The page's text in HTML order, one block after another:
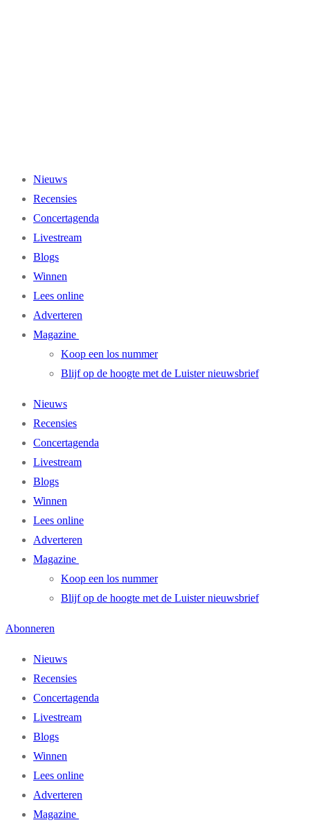
Nieuws
Recensies
Concertagenda
Livestream
Blogs
Winnen
Lees online
Adverteren
Magazine
Koop een los nummer
Blijf op de hoogte met de Luister nieuwsbrief
Nieuws
Recensies
Concertagenda
Livestream
Blogs
Winnen
Lees online
Adverteren
Magazine
Koop een los nummer
Blijf op de hoogte met de Luister nieuwsbrief
Abonneren
Nieuws
Recensies
Concertagenda
Livestream
Blogs
Winnen
Lees online
Adverteren
Magazine